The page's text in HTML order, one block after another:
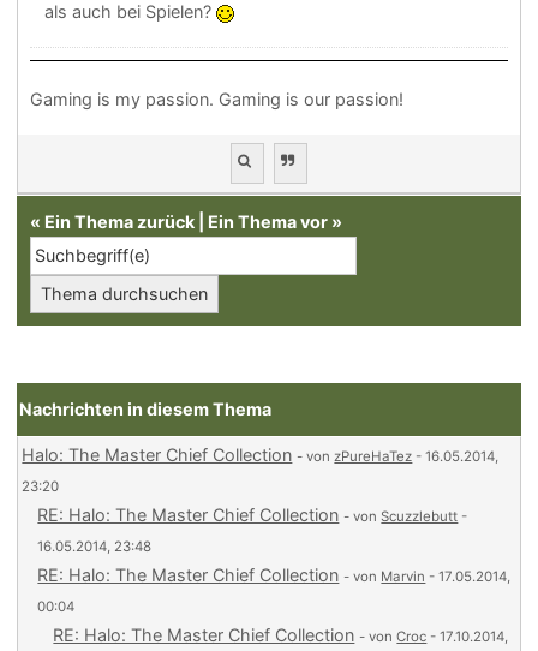
als auch bei Spielen?
Gaming is my passion. Gaming is our passion!
« Ein Thema zurück Ein Thema vor »
Nachrichten in diesem Thema
Halo: The Master Chief Collection - vonzPureHaTez - 16.05.2014,
23:20
RE: Halo: The Master Chief Collection - vonScuzzlebutt -
16.05.2014, 23:48
RE: Halo: The Master Chief Collection - von Marvin - 17.05.2014,
00:04
RE: Halo: The Master Chief Collection - vonCroc - 17.10.2014,